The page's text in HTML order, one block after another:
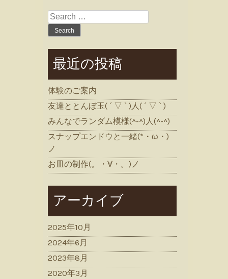
Search
for:
最近の投稿
体験のご案内
友達ととんぼ玉( ´ ▽ ` )人( ´ ▽ ` )
みんなでランダム模様(^-^)人(^-^)
スナップエンドウと一緒(*・ω・)
ノ
お皿の制作(。・∀・。)ノ
アーカイブ
2025年10月
2024年6月
2023年8月
2020年3月